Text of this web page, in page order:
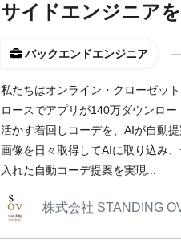
サイドエンジニア
バックエンドエンジニア
私たちはオンライン・クローゼッ
ロースでアプリが140万ダウンロ
活かす着回しコーデを、AIが自動
画像を日々取得してAIに取り込み
入れた自動コーデ提案を実現...
株式会社 STANDING